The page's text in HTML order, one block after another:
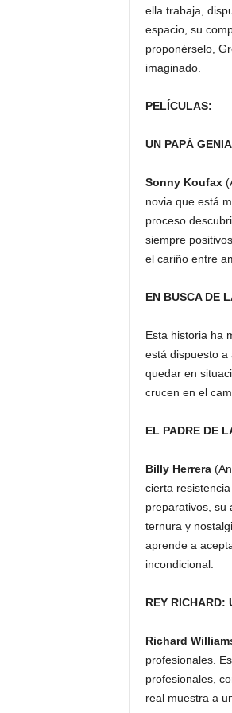
ella trabaja,
espacio, su
proponérselo,
imaginado.
PELÍCULAS:
UN PAPÁ
Sonny Koufax
novia que está
proceso
siempre
el cariño entre
EN BUSCA DE
Esta historia ha
está dispuesto
quedar en
crucen en el
EL PADRE DE
Billy Herrera
cierta
preparativos, su
ternura y
aprende a
incondicional.
REY RICHARD:
Richard
profesionales.
profesionales,
real muestra a